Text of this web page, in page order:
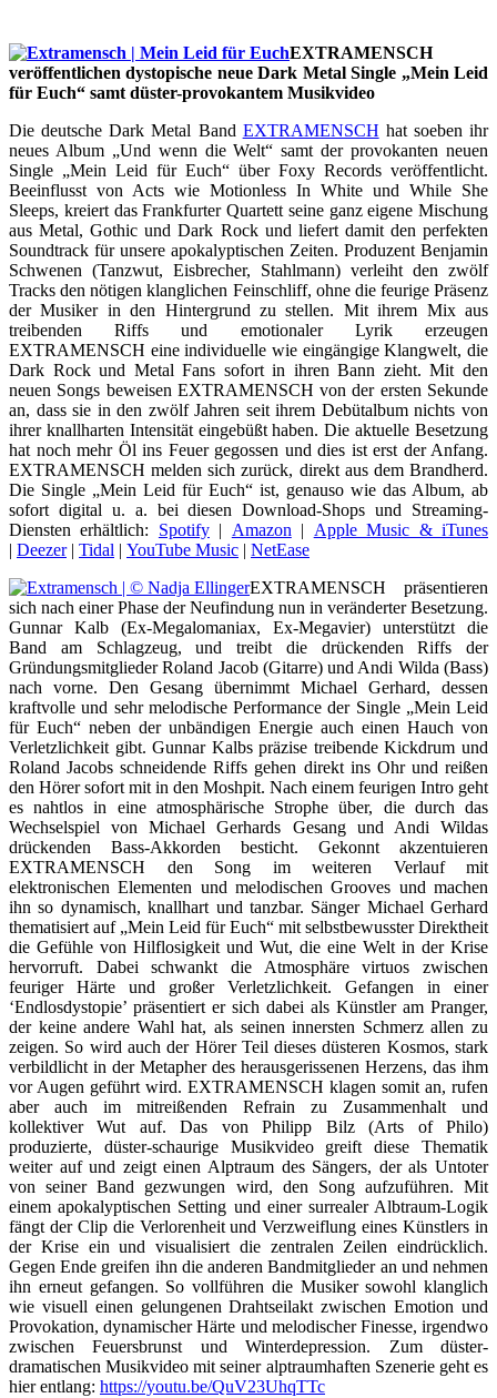
EXTRAMENSCH
veröffentlichen dystopische neue Dark Metal Single „Mein Leid
für Euch“ samt düster-provokantem Musikvideo
Die deutsche Dark Metal Band EXTRAMENSCH hat soeben ihr
neues Album „Und wenn die Welt“ samt der provokanten neuen
Single „Mein Leid für Euch“ über Foxy Records veröffentlicht.
Beeinflusst von Acts wie Motionless In White und While She
Sleeps, kreiert das Frankfurter Quartett seine ganz eigene Mischung
aus Metal, Gothic und Dark Rock und liefert damit den perfekten
Soundtrack für unsere apokalyptischen Zeiten. Produzent Benjamin
Schwenen (Tanzwut, Eisbrecher, Stahlmann) verleiht den zwölf
Tracks den nötigen klanglichen Feinschliff, ohne die feurige Präsenz
der Musiker in den Hintergrund zu stellen. Mit ihrem Mix aus
treibenden Riffs und emotionaler Lyrik erzeugen
EXTRAMENSCH eine individuelle wie eingängige Klangwelt, die
Dark Rock und Metal Fans sofort in ihren Bann zieht. Mit den
neuen Songs beweisen EXTRAMENSCH von der ersten Sekunde
an, dass sie in den zwölf Jahren seit ihrem Debütalbum nichts von
ihrer knallharten Intensität eingebüßt haben. Die aktuelle Besetzung
hat noch mehr Öl ins Feuer gegossen und dies ist erst der Anfang.
EXTRAMENSCH melden sich zurück, direkt aus dem Brandherd.
Die Single „Mein Leid für Euch“ ist, genauso wie das Album, ab
sofort digital u. a. bei diesen Download-Shops und Streaming-
Diensten erhältlich: Spotify| Amazon| Apple Music & iTunes
| Deezer| Tidal | YouTube Music | NetEase
EXTRAMENSCH präsentieren
sich nach einer Phase der Neufindung nun in veränderter Besetzung.
Gunnar Kalb (Ex-Megalomaniax, Ex-Megavier) unterstützt die
Band am Schlagzeug, und treibt die drückenden Riffs der
Gründungsmitglieder Roland Jacob (Gitarre) und Andi Wilda (Bass)
nach vorne. Den Gesang übernimmt Michael Gerhard, dessen
kraftvolle und sehr melodische Performance der Single „Mein Leid
für Euch“ neben der unbändigen Energie auch einen Hauch von
Verletzlichkeit gibt. Gunnar Kalbs präzise treibende Kickdrum und
Roland Jacobs schneidende Riffs gehen direkt ins Ohr und reißen
den Hörer sofort mit in den Moshpit. Nach einem feurigen Intro geht
es nahtlos in eine atmosphärische Strophe über, die durch das
Wechselspiel von Michael Gerhards Gesang und Andi Wildas
drückenden Bass-Akkorden besticht. Gekonnt akzentuieren
EXTRAMENSCH den Song im weiteren Verlauf mit
elektronischen Elementen und melodischen Grooves und machen
ihn so dynamisch, knallhart und tanzbar. Sänger Michael Gerhard
thematisiert auf „Mein Leid für Euch“ mit selbstbewusster Direktheit
die Gefühle von Hilflosigkeit und Wut, die eine Welt in der Krise
hervorruft. Dabei schwankt die Atmosphäre virtuos zwischen
feuriger Härte und großer Verletzlichkeit. Gefangen in einer
‘Endlosdystopie’ präsentiert er sich dabei als Künstler am Pranger,
der keine andere Wahl hat, als seinen innersten Schmerz allen zu
zeigen. So wird auch der Hörer Teil dieses düsteren Kosmos, stark
verbildlicht in der Metapher des herausgerissenen Herzens, das ihm
vor Augen geführt wird. EXTRAMENSCH klagen somit an, rufen
aber auch im mitreißenden Refrain zu Zusammenhalt und
kollektiver Wut auf. Das von Philipp Bilz (Arts of Philo)
produzierte, düster-schaurige Musikvideo greift diese Thematik
weiter auf und zeigt einen Alptraum des Sängers, der als Untoter
von seiner Band gezwungen wird, den Song aufzuführen. Mit
einem apokalyptischen Setting und einer surrealer Albtraum-Logik
fängt der Clip die Verlorenheit und Verzweiflung eines Künstlers in
der Krise ein und visualisiert die zentralen Zeilen eindrücklich.
Gegen Ende greifen ihn die anderen Bandmitglieder an und nehmen
ihn erneut gefangen. So vollführen die Musiker sowohl klanglich
wie visuell einen gelungenen Drahtseilakt zwischen Emotion und
Provokation, dynamischer Härte und melodischer Finesse, irgendwo
zwischen Feuersbrunst und Winterdepression. Zum düster-
dramatischen Musikvideo mit seiner alptraumhaften Szenerie geht es
hier entlang: https://youtu.be/QuV23UhqTTc